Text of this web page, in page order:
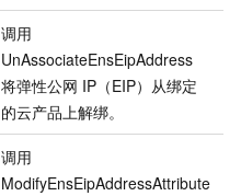
调用
UnAssociateEnsEipAddress
将弹性公网 IP（EIP）从绑定
的云产品上解绑。
调用
ModifyEnsEipAddressAttribute